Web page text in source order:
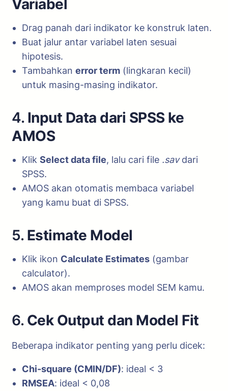
Variabel
Drag panah dari indikator ke konstruk laten.
Buat jalur antar variabel laten sesuai
hipotesis.
Tambahkan error term (lingkaran kecil)
untuk masing-masing indikator.
4. Input Data dari SPSS ke
AMOS
Klik Select data file, lalu cari file .savdari
SPSS.
AMOS akan otomatis membaca variabel
yang kamu buat di SPSS.
5. Estimate Model
Klik ikon Calculate Estimates (gambar
calculator).
AMOS akan memproses model SEM kamu.
6. Cek Output dan Model Fit
Beberapa indikator penting yang perlu dicek:
Chi-square (CMIN/DF): ideal < 3
RMSEA: ideal < 0,08